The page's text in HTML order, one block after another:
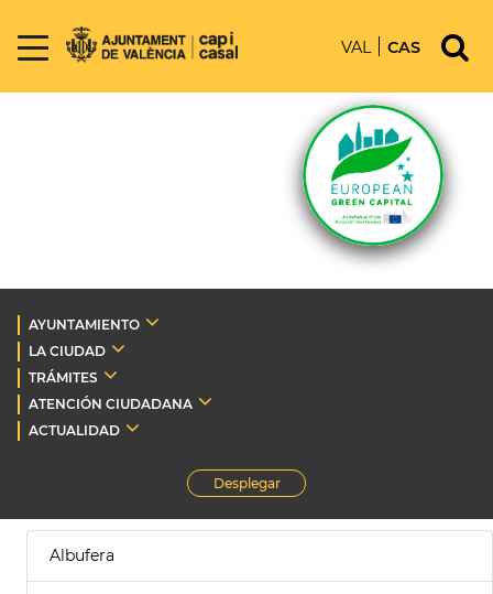
VAL CAS
AYUNTAMIENTO
LA CIUDAD
TRÁMITES
ATENCIÓN CIUDADANA
ACTUALIDAD
Desplegar
Albufera